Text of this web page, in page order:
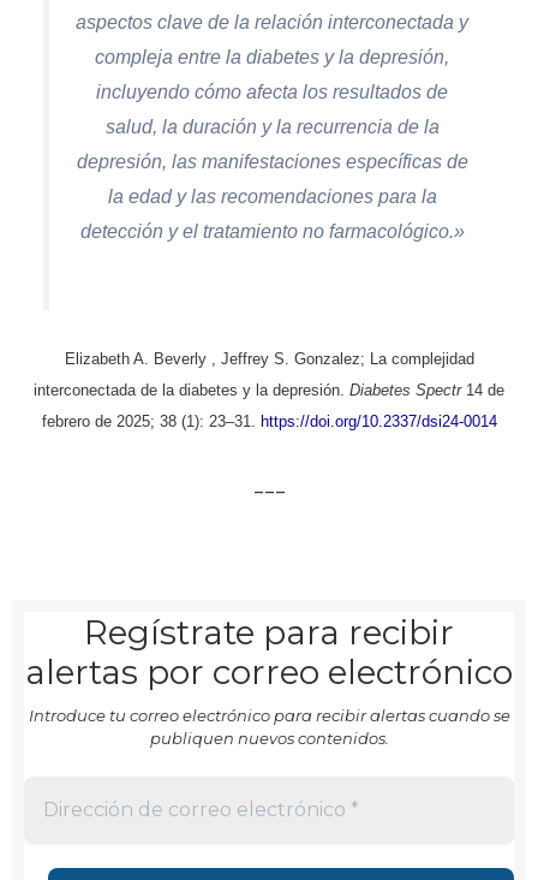
aspectos clave de la relación interconectada y
compleja entre la diabetes y la depresión,
incluyendo cómo afecta los resultados de
salud, la duración y la recurrencia de la
depresión, las manifestaciones específicas de
la edad y las recomendaciones para la
detección y el tratamiento no farmacológico.»
Elizabeth A. Beverly
Jeffrey S. Gonzalez; La complejidad
interconectada de la diabetes y la depresión. Diabetes Spectr14 de
febrero de 2025; 38 (1): 23–31. https://doi.org/10.2337/dsi24-0014
Regístrate para recibir
alertas por correo electrónico
Introduce tu correo electrónico para recibir alertas cuando se
publiquen nuevos contenidos.